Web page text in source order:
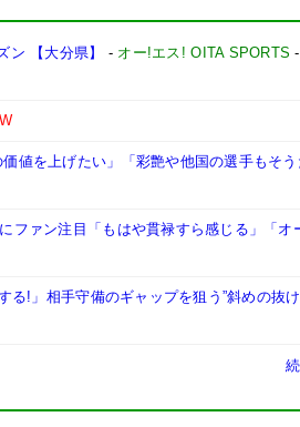
【大分県】 - オー!エス! OITA SPORTS -
値を上げたい」「彩艶や他国の選手もそう
ファン注目「もはや貫禄すら感じる」「オ
る!」相手守備のギャップを狙う”斜めの抜